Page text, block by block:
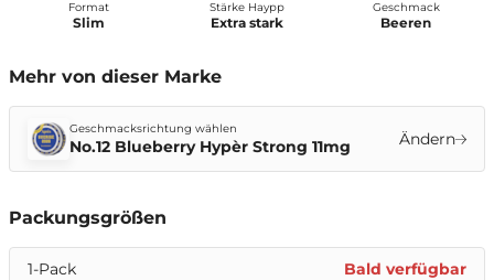
Format
Slim
Stärke Haypp
Extra stark
Geschmack
Beeren
Mehr von dieser Marke
Geschmacksrichtung wählen
No.12 Blueberry Hypèr Strong 11mg Ändern
Packungsgrößen
1-Pack Bald verfügbar